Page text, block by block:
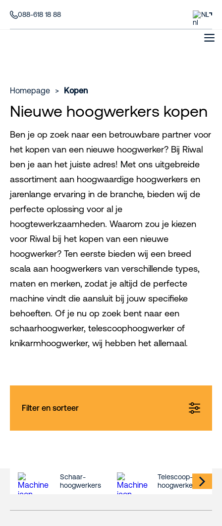
088-618 18 88 NL
Homepage > Kopen
Nieuwe hoogwerkers kopen
Ben je op zoek naar een betrouwbare partner voor
het kopen van een nieuwe hoogwerker? Bij Riwal
ben je aan het juiste adres! Met ons uitgebreide
assortiment aan hoogwaardige hoogwerkers en
jarenlange ervaring in de branche, bieden wij de
perfecte oplossing voor al je
hoogtewerkzaamheden. Waarom zou je kiezen
voor Riwal bij het kopen van een nieuwe
hoogwerker? Ten eerste bieden wij een breed
scala aan hoogwerkers van verschillende types,
maten en merken, zodat je altijd de perfecte
machine vindt die aansluit bij jouw specifieke
behoeften. Of je nu op zoek bent naar een
schaarhoogwerker, telescoophoogwerker of
knikarmhoogwerker, wij hebben het allemaal.
Filter en sorteer
Schaar-
hoogwerkers
Telescoop-
hoogwerkers